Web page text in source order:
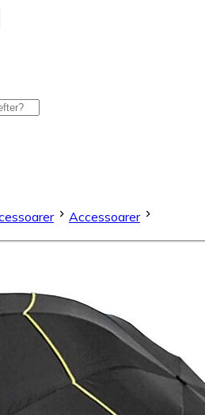
Accessoarer